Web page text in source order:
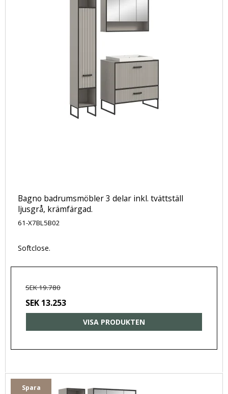
Bagno badrumsmöbler 3 delar inkl. tvättställ
ljusgrå, krämfärgad.
61-X7BL5B02
Softclose.
SEK 19.780
SEK 13.253
VISA PRODUKTEN
Spara